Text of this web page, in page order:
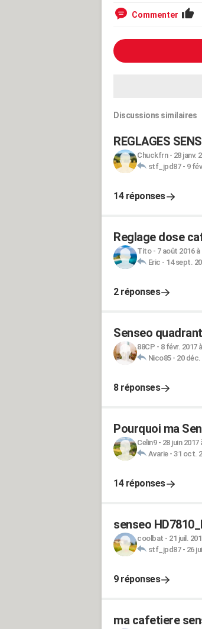
Commenter
Discussions similaires
REGLAGES
Chuckfrn- 28 janv.
stf_jpd87- 9
14 réponses
Reglage dose
Tito- 7 août 2016 à
Eric - 14 sept.
2 réponses
Senseo
88CP - 8 févr. 2017
Nico85- 20 déc.
8 réponses
Pourquoi ma
Celin9- 28 juin 2017
Avarie- 31 oct.
14 réponses
senseo
coolbat - 21 juil.
stf_jpd87- 26
9 réponses
ma cafetiere